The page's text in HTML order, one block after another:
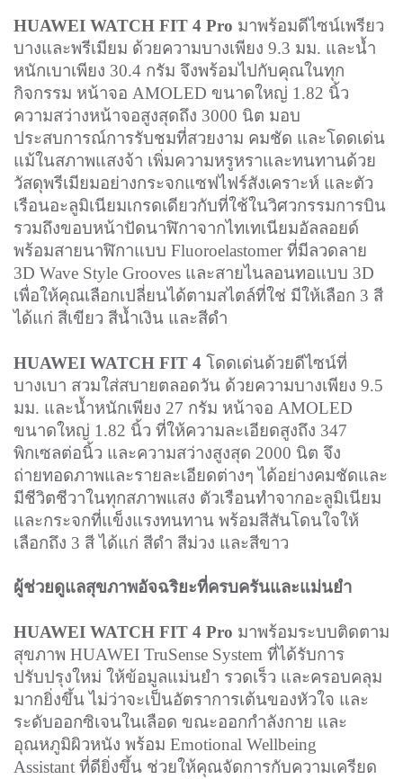
HUAWEI WATCH FIT 4 Pro มาพร้อมดีไซน์เพรียว
บางและพรีเมียม ด้วยความบางเพียง 9.3 มม. และน้ำ
หนักเบาเพียง 30.4 กรัม จึงพร้อมไปกับคุณในทุก
กิจกรรม หน้าจอ AMOLED ขนาดใหญ่ 1.82 นิ้ว
ความสว่างหน้าจอสูงสุดถึง 3000 นิต มอบ
ประสบการณ์การรับชมที่สวยงาม คมชัด และโดดเด่น
แม้ในสภาพแสงจ้า เพิ่มความหรูหราและทนทานด้วย
วัสดุพรีเมียมอย่างกระจกแซฟไฟร์สังเคราะห์ และตัว
เรือนอะลูมิเนียมเกรดเดียวกับที่ใช้ในวิศวกรรมการบิน
รวมถึงขอบหน้าปัดนาฬิกาจากไทเทเนียมอัลลอยด์
พร้อมสายนาฬิกาแบบ Fluoroelastomer ที่มีลวดลาย
3D Wave Style Grooves และสายไนลอนทอแบบ 3D
เพื่อให้คุณเลือกเปลี่ยนได้ตามสไตล์ที่ใช่ มีให้เลือก 3 สี
ได้แก่ สีเขียว สีน้ำเงิน และสีดำ
HUAWEI WATCH FIT 4 โดดเด่นด้วยดีไซน์ที่
บางเบา สวมใส่สบายตลอดวัน ด้วยความบางเพียง 9.5
มม. และน้ำหนักเพียง 27 กรัม หน้าจอ AMOLED
ขนาดใหญ่ 1.82 นิ้ว ที่ให้ความละเอียดสูงถึง 347
พิกเซลต่อนิ้ว และความสว่างสูงสุด 2000 นิต จึง
ถ่ายทอดภาพและรายละเอียดต่างๆ ได้อย่างคมชัดและ
มีชีวิตชีวาในทุกสภาพแสง ตัวเรือนทำจากอะลูมิเนียม
และกระจกที่แข็งแรงทนทาน พร้อมสีสันโดนใจให้
เลือกถึง 3 สี ได้แก่ สีดำ สีม่วง และสีขาว
ผู้ช่วยดูแลสุขภาพอัจฉริยะที่ครบครันและแม่นยำ
HUAWEI WATCH FIT 4 Pro มาพร้อมระบบติดตาม
สุขภาพ HUAWEI TruSense System ที่ได้รับการ
ปรับปรุงใหม่ ให้ข้อมูลแม่นยำ รวดเร็ว และครอบคลุม
มากยิ่งขึ้น ไม่ว่าจะเป็นอัตราการเต้นของหัวใจ และ
ระดับออกซิเจนในเลือด ขณะออกกำลังกาย และ
อุณหภูมิผิวหนัง พร้อม Emotional Wellbeing
Assistant ที่ดียิ่งขึ้น ช่วยให้คุณจัดการกับความเครียด